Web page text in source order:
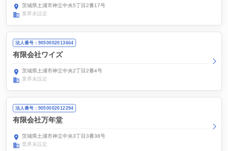
茨城県土浦市神立中央5丁目2番17号
業界未設定
法人番号：9050002013664
有限会社ワイズ
茨城県土浦市神立中央2丁目2番4号
業界未設定
法人番号：9050002012294
有限会社万年堂
茨城県土浦市神立中央3丁目3番38号
業界未設定